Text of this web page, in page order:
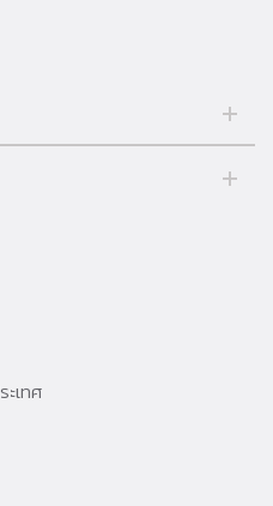
ต ปทุมธานี 12121 ประเทศไทย.
เทศ